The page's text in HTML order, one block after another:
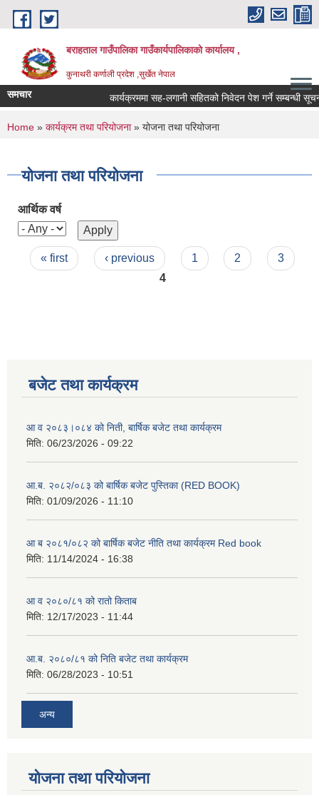
Skip to main content
बराहताल गाउँपालिका गाउँकार्यपालिकाको कार्यालय ,
कुनाथरी कर्णाली प्रदेश ,सुर्खेत नेपाल
समचार कार्यक्रममा सह-लगानी सहितको निवेदन पेश गर्ने सम्बन्धी सूचना
You are here
Home » कार्यक्रम तथा परियोजना» योजना तथा परियोजना
योजना तथा परियोजना
आर्थिक वर्ष
Pages
« first ‹ previous 1 2
3
4
बजेट तथा कार्यक्रम
आ व २०८३।०८४ को निती, बार्षिक बजेट तथा कार्यक्रम
मिति: 06/23/2026 - 09:22
आ.ब. २०८२/०८३ को बार्षिक बजेट पुस्तिका (RED BOOK)
मिति: 01/09/2026 - 11:10
आ ब २०८१/०८२ को बार्षिक बजेट नीति तथा कार्यक्रम Red book
मिति: 11/14/2024 - 16:38
आ व २०८०/८१ को रातो किताब
मिति: 12/17/2023 - 11:44
आ.ब. २०८०/८१ को निति बजेट तथा कार्यक्रम
मिति: 06/28/2023 - 10:51
अन्य
योजना तथा परियोजना